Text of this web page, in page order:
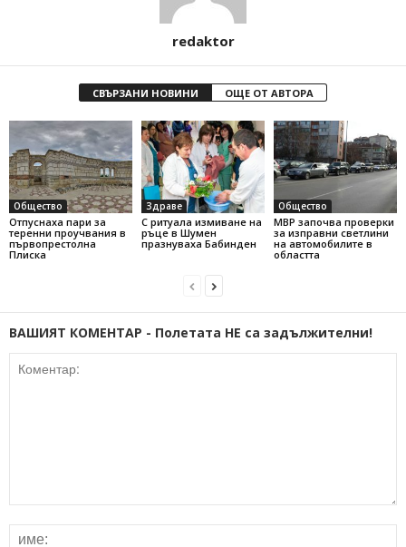
redaktor
СВЪРЗАНИ НОВИНИ ОЩЕ ОТ АВТОРА
Общество
Отпуснаха пари за
теренни проучвания в
първопрестолна
Плиска
Здраве
С ритуала измиване на
ръце в Шумен
празнуваха Бабинден
Общество
МВР започва проверки
за изправни светлини
на автомобилите в
областта
ВАШИЯТ КОМЕНТАР - Полетата НЕ са задължителни!